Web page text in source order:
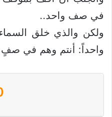
في صف واحد..
ولكن والذي خلق السماء
واحداً: أنتم وهم في